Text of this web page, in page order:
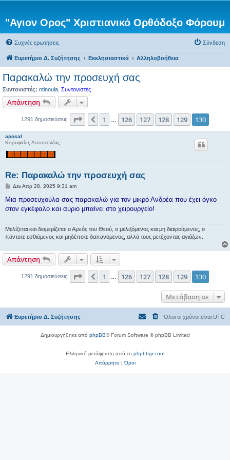
"Αγιον Ορος" Χριστιανικό Ορθόδοξο Φόρουμ
Συχνές ερωτήσεις Σύνδεση
Ευρετήριο Δ. Συζήτησης Εκκλησιαστικά Αλληλοβοήθεια
Παρακαλώ την προσευχή σας
Συντονιστές: ntinoula Συντονιστές
Απάντηση
1291 δημοσιεύσεις Σελίδα από 130
Προηγούμενη
1 126 127 128 129 130
aposal
Κορυφαίος Αποστολέας
Re: Παρακαλώ την προσευχή σας
Δ
μ
σ
υ
σ
Δευ Απρ 28, 2025 9:31 am
Μια προσευχούλα σας παρακαλώ για τον μικρό Ανδρέα που έχει όγκο
στον εγκέφαλο και αύριο μπαίνει στο χειρουργείο!
Μελίζεται και διαμερίζεται ο Αμνός του Θεού, ο μελιζόμενος και μη διαιρούμενος, ο
πάντοτε εσθιόμενος και μηδέποτε δαπανόμενος, αλλά τους μετέχοντας αγιάζων.
Απάντηση
1291 δημοσιεύσεις Σελίδα 130 από 130
Προηγούμενη
1 126 127 128 129 130
Μετάβαση σε
Ευρετήριο Δ. Συζήτησης Όλοι οι χρόνοι είναι UTC
Δημιουργήθηκε από phpBB® Forum Software © phpBB Limited
Ελληνική μετάφραση από το phpbbgr.com
Απόρρητο|Όροι